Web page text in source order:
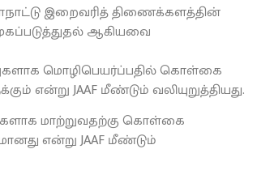
இறைவரித் திணைக்களத்தின்
ஆகியவை
மொழிபெயர்ப்பதில் கொள்கை
என்று JAAF மீண்டும் வலியுறுத்தியது.
மாற்றுவதற்கு கொள்கை
என்று JAAF மீண்டும்